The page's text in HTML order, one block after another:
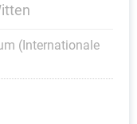
(Internationale